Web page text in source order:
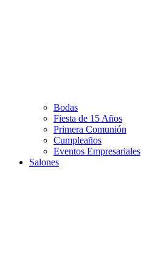
Bodas
Fiesta de 15 Años
Primera Comunión
Cumpleaños
Eventos Empresariales
Salones